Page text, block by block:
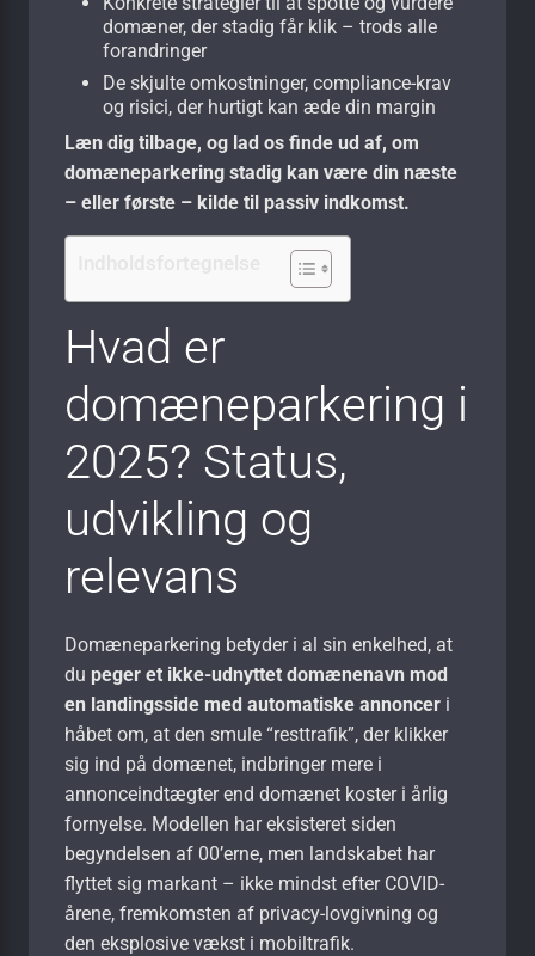
domæner, der stadig får klik – trods alle
forandringer
De skjulte omkostninger, compliance-krav
og risici, der hurtigt kan æde din margin
Læn dig tilbage, og lad os finde ud af, om
domæneparkering stadig kan være din næste
– eller første – kilde til passiv indkomst.
Hvad er
domæneparkering i
2025? Status,
udvikling og
relevans
Domæneparkering betyder i al sin enkelhed, at
du peger et ikke-udnyttet domænenavn mod
en landingsside med automatiske annoncer i
håbet om, at den smule “resttrafik”, der klikker
sig ind på domænet, indbringer mere i
annonceindtægter end domænet koster i årlig
fornyelse. Modellen har eksisteret siden
begyndelsen af 00’erne, men landskabet har
flyttet sig markant – ikke mindst efter COVID-
årene, fremkomsten af privacy-lovgivning og
den eksplosive vækst i mobiltrafik.